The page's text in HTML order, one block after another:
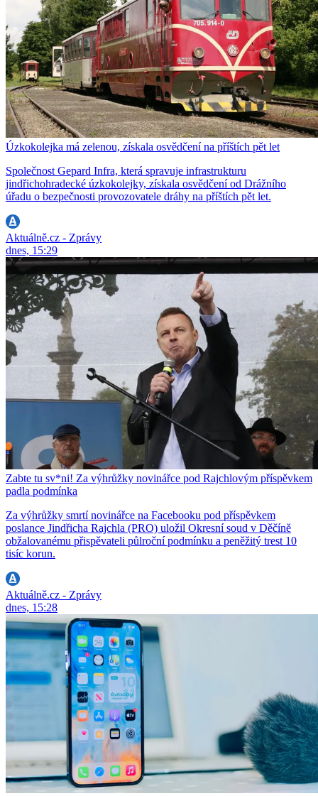
Úzkokolejka má zelenou, získala osvědčení na příštích pět let
Společnost Gepard Infra, která spravuje infrastrukturu
jindřichohradecké úzkokolejky, získala osvědčení od Drážního
úřadu o bezpečnosti provozovatele dráhy na příštích pět let.
Aktuálně.cz - Zprávy
dnes, 15:29
Zabte tu sv*ni! Za výhrůžky novinářce pod Rajchlovým příspěvkem
padla podmínka
Za výhrůžky smrtí novinářce na Facebooku pod příspěvkem
poslance Jindřicha Rajchla (PRO) uložil Okresní soud v Děčíně
obžalovanému přispěvateli půlroční podmínku a peněžitý trest 10
tisíc korun.
Aktuálně.cz - Zprávy
dnes, 15:28